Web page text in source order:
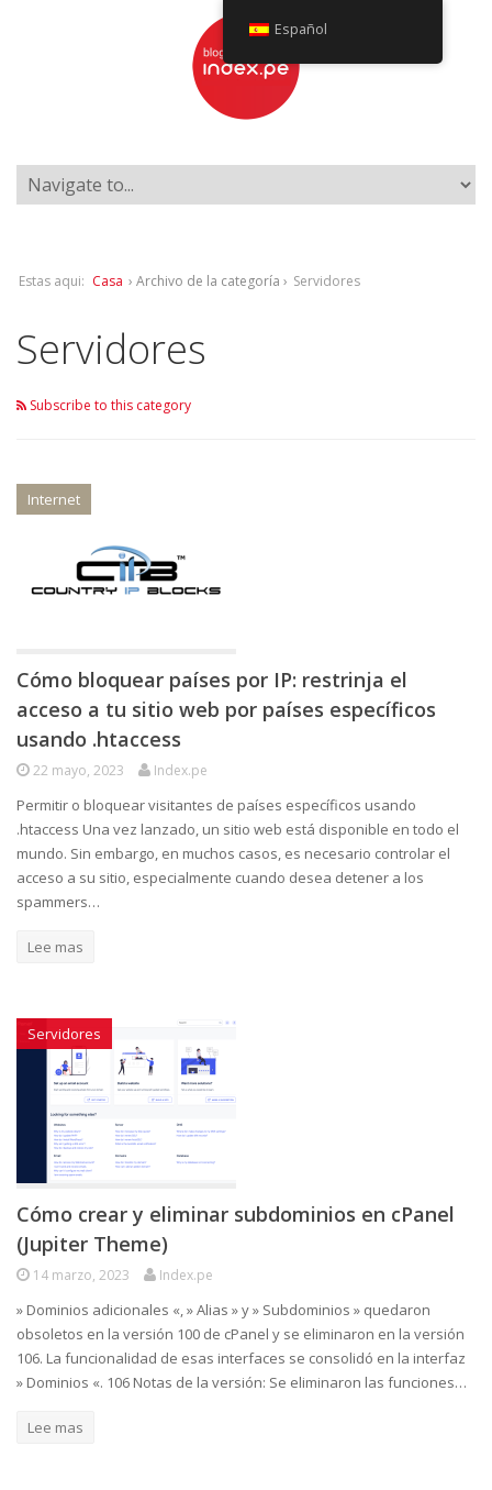
Estas aqui: Casa › Archivo de la categoría › Servidores
Servidores
Subscribe to this category
Internet
Cómo bloquear países por IP: restrinja el
acceso a tu sitio web por países específicos
usando .htaccess
22 mayo, 2023 Index.pe
Permitir o bloquear visitantes de países específicos usando
.htaccess Una vez lanzado, un sitio web está disponible en todo el
mundo. Sin embargo, en muchos casos, es necesario controlar el
acceso a su sitio, especialmente cuando desea detener a los
spammers…
Lee mas
Servidores
Cómo crear y eliminar subdominios en cPanel
(Jupiter Theme)
14 marzo, 2023 Index.pe
» Dominios adicionales «, » Alias » y » Subdominios » quedaron
obsoletos en la versión 100 de cPanel y se eliminaron en la versión
106. La funcionalidad de esas interfaces se consolidó en la interfaz
» Dominios «. 106 Notas de la versión: Se eliminaron las funciones…
Lee mas
Español